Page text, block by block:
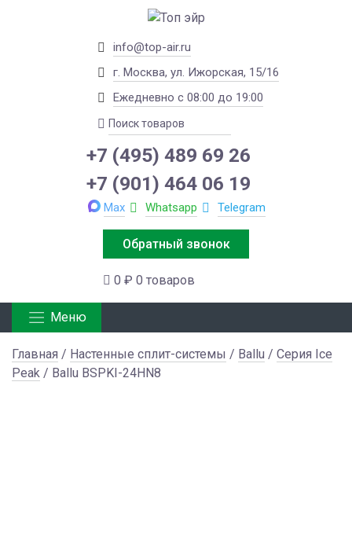
info@top-air.ru
г. Москва, ул. Ижорская, 15/16
Ежедневно с 08:00 до 19:00
+7 (495) 489 69 26
+7 (901) 464 06 19
Max Whatsapp Telegram
Обратный звонок
0 ₽ 0 товаров
Меню
Главная / Настенные сплит-системы / Ballu / Серия Ice
Peak / Ballu BSPKI-24HN8